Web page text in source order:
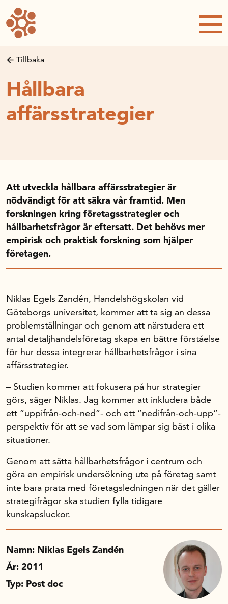
Forskning och utveckling
Forskningsprojekt
Rapporter och publikationer
NRWC – Nordic Retail and Wholesale
conference
Strategi och utveckling
Sök anslag
Forskningsprojekt
Postdoc-stöd
Handelns studentuppsatspris
Infrastrukturellt stöd
Planeringsanslag
Varför bidrar Handelsrådet?
Forskningssatsningar
Kompetens och omställning
Handelns ekonomiska råd
Kalender
Om oss
Handelsfakta.se
In English
Tillbaka
Hållbara
affärsstrategier
Niklas Egels Zandén, Handelshögskolan vid
Göteborgs universitet, kommer att ta sig an dessa
problemställningar och genom att närstudera ett
antal detaljhandelsföretag skapa en bättre förståelse
för hur dessa integrerar hållbarhetsfrågor i sina
affärsstrategier.
– Studien kommer att fokusera på hur strategier
görs, säger Niklas. Jag kommer att inkludera både
ett ”uppifrån-och-ned”- och ett ”nedifrån-och-upp”-
perspektiv för att se vad som lämpar sig bäst i olika
situationer.
Genom att sätta hållbarhetsfrågor i centrum och
göra en empirisk undersökning ute på företag samt
inte bara prata med företagsledningen när det gäller
strategifrågor ska studien fylla tidigare
kunskapsluckor.
Namn: Niklas Egels Zandén
År: 2011
Typ: Post doc
Att utveckla hållbara affärsstrategier är
nödvändigt för att säkra vår framtid. Men
forskningen kring företagsstrategier och
hållbarhetsfrågor är eftersatt. Det behövs mer
empirisk och praktisk forskning som hjälper
företagen.